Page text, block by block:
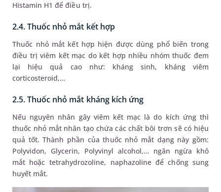
Histamin H1 để điều trị.
2.4. Thuốc nhỏ mắt kết hợp
Thuốc nhỏ mắt kết hợp hiện được dùng phổ biến trong
điều trị viêm kết mạc do kết hợp nhiều nhóm thuốc đem
lại hiệu quả cao như: kháng sinh, kháng viêm
corticosteroid,…
2.5. Thuốc nhỏ mắt kháng kích ứng
Nếu nguyên nhân gây viêm kết mạc là do kích ứng thì
thuốc nhỏ mắt nhân tạo chứa các chất bôi trơn sẽ có hiệu
quả tốt. Thành phần của thuốc nhỏ mắt dạng này gồm:
Polyvidon, Glycerin, Polyvinyl alcohol,… ngăn ngừa khô
mắt hoặc tetrahydrozoline, naphazoline để chống sung
huyết mắt.